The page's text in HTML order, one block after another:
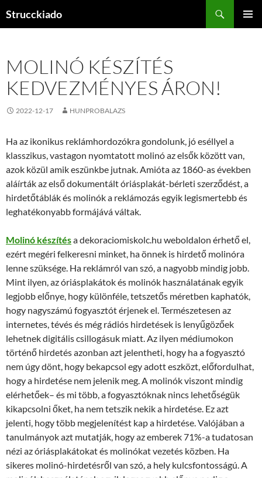
Strucckiado
MOLINÓ KÉSZÍTÉS
KEDVEZMÉNYES ÁRON!
2022-12-17 HUNPROBALAZS
Ha az ikonikus reklámhordozókra gondolunk, jó eséllyel a
klasszikus, vastagon nyomtatott molinó az elsők között van,
azok közül amik eszünkbe jutnak. Amióta az 1860-as években
aláírták az első dokumentált óriásplakát-bérleti szerződést, a
hirdetőtáblák és molinók a reklámozás egyik legismertebb és
leghatékonyabb formájává váltak.
Molinó készítésa dekoraciomiskolc.hu weboldalon érhető el,
ezért megéri felkeresni minket, ha önnek is hirdető molinóra
lenne szüksége. Ha reklámról van szó, a nagyobb mindig jobb.
Mint ilyen, az óriásplakátok és molinók használatának egyik
legjobb előnye, hogy különféle, tetszetős méretben kaphatók,
hogy nagyszámú fogyasztót érjenek el. Természetesen az
internetes, tévés és még rádiós hirdetések is lenyűgözőek
lehetnek digitális csillogásuk miatt. Az ilyen médiumokon
történő hirdetés azonban azt jelentheti, hogy ha a fogyasztó
nem úgy dönt, hogy bekapcsol egy adott eszközt, előfordulhat,
hogy a hirdetése nem jelenik meg. A molinók viszont mindig
elérhetőek– és mi több, a fogyasztóknak nincs lehetőségük
kikapcsolni őket, ha nem tetszik nekik a hirdetése. Ez azt
jelenti, hogy több megjelenítést kap a hirdetése. Valójában a
tanulmányok azt mutatják, hogy az emberek 71%-a tudatosan
nézi az óriásplakátokat és molinókat vezetés közben. Ha
sikeres molinó-hirdetésről van szó, a hely kulcsfontosságú. A